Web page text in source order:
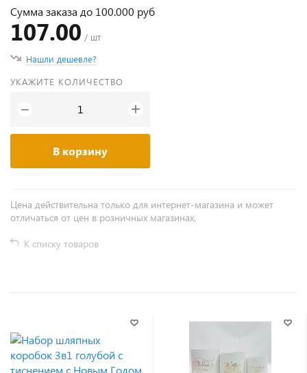
Сумма заказа до 100.000 руб
107.00 / шт
Нашли дешевле?
УКАЖИТЕ КОЛИЧЕСТВО
− +
В корзину
Цена действительна только для интернет-магазина и может
отличаться от цен в розничных магазинах.
К списку товаров